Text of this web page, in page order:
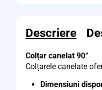
Descriere
Colțar canelat 90°
Colțarele canelate
Dimensiuni